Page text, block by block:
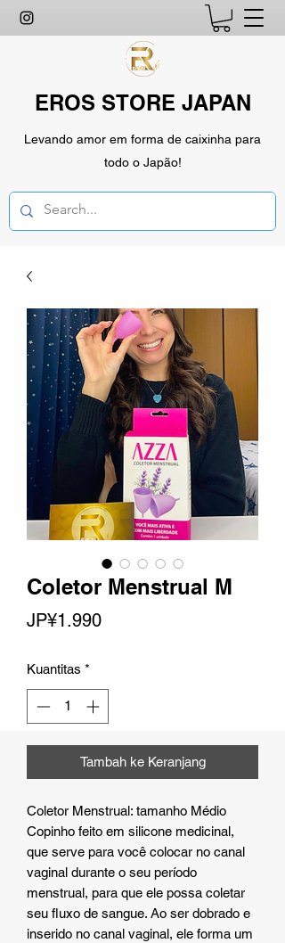
EROS STORE JAPAN
Levando amor em forma de caixinha para
todo o Japão!
Coletor Menstrual M
JP¥1.990Harga
Kuantitas *
Tambah ke Keranjang
Coletor Menstrual: tamanho Médio
Copinho feito em silicone medicinal,
que serve para você colocar no canal
vaginal durante o seu período
menstrual, para que ele possa coletar
seu fluxo de sangue. Ao ser dobrado e
inserido no canal vaginal, ele forma um